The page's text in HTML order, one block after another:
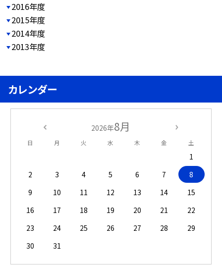
2016年度
2015年度
2014年度
2013年度
カレンダー
2026年8月
日 月 火 水 木 金 土
1
2
3 4 5 6 7
8
9
10 11 12 13 14
15
16
17 18 19 20 21
22
23
24 25 26 27 28
29
30
31